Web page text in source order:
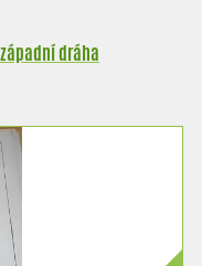
dráha